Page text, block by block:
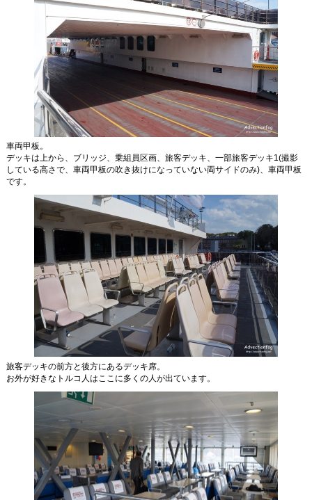
車両甲板。
デッキは上から、ブリッジ、乗組員区画、旅客デッキ、一部旅客デッキ1(撮影
している高さで、車両甲板の吹き抜けになっていない両サイドのみ)、車両甲板
です。
旅客デッキの前方と後方にあるデッキ席。
お外が好きなトルコ人はここに多くの人が出ています。